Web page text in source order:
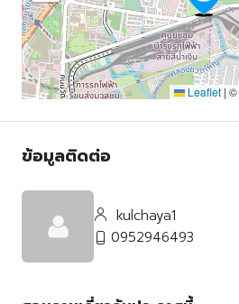
Leaflet | ©
ข้อมูลติดต่อ
kulchaya1
0952946493